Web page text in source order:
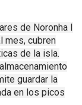
de Noronha I
mes, cubren
de la isla.
guardar la
en los picos